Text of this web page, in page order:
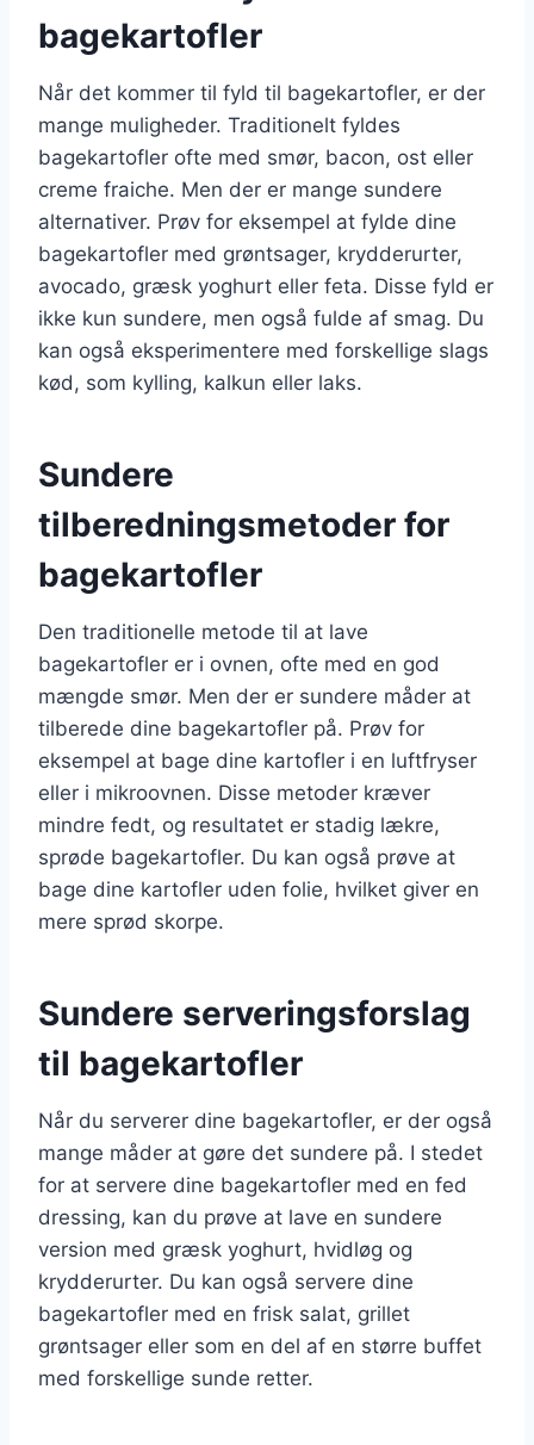
bagekartofler
Når det kommer til fyld til bagekartofler, er der
mange muligheder. Traditionelt fyldes
bagekartofler ofte med smør, bacon, ost eller
creme fraiche. Men der er mange sundere
alternativer. Prøv for eksempel at fylde dine
bagekartofler med grøntsager, krydderurter,
avocado, græsk yoghurt eller feta. Disse fyld er
ikke kun sundere, men også fulde af smag. Du
kan også eksperimentere med forskellige slags
kød, som kylling, kalkun eller laks.
Sundere
tilberedningsmetoder for
bagekartofler
Den traditionelle metode til at lave
bagekartofler er i ovnen, ofte med en god
mængde smør. Men der er sundere måder at
tilberede dine bagekartofler på. Prøv for
eksempel at bage dine kartofler i en luftfryser
eller i mikroovnen. Disse metoder kræver
mindre fedt, og resultatet er stadig lækre,
sprøde bagekartofler. Du kan også prøve at
bage dine kartofler uden folie, hvilket giver en
mere sprød skorpe.
Sundere serveringsforslag
til bagekartofler
Når du serverer dine bagekartofler, er der også
mange måder at gøre det sundere på. I stedet
for at servere dine bagekartofler med en fed
dressing, kan du prøve at lave en sundere
version med græsk yoghurt, hvidløg og
krydderurter. Du kan også servere dine
bagekartofler med en frisk salat, grillet
grøntsager eller som en del af en større buffet
med forskellige sunde retter.